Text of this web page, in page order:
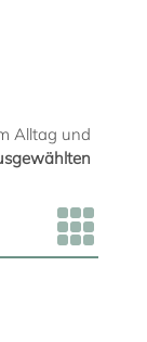
Alltag und
